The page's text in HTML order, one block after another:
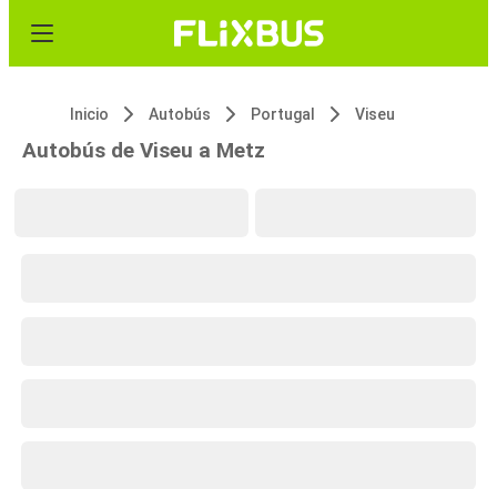
Inicio Autobús Portugal Viseu
Autobús de Viseu a Metz